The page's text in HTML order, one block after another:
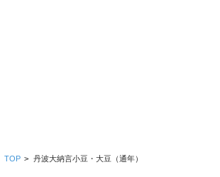
TOP > 丹波大納言小豆・大豆（通年）